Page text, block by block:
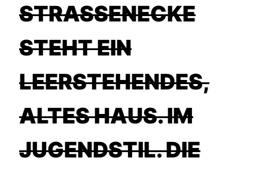
STRASSENECKE S
TEHT EIN L
EERSTEHENDES, A
LTES HAUS. IM J
UGENDSTIL. DIE J